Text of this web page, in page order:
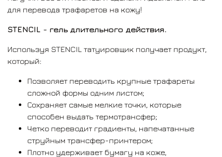
Как это работает:
Мы рекомендуем использовать оригинальную
тонкую бумагу для перевода рисунка. Она
линии в мелких деталях.
Обезжиривание перед нанесением трафарета -
неотъемлемая процедура. Обезжиренная
поверхность кожи частично теряет эластичные
свойства, жирные кислоты вымываются и пластинки
рогового слоя прижимаются плотнее друг к другу.
для перевода трафаретов на кожу!
STENCIL - гель длительного действия.
Используя STENCIL татуировщик получает продукт,
который:
Позволяет переводить крупные трафареты
сложной формы одним листом;
Сохраняет самые мелкие точки, которые
способен выдать термотрансфер;
Четко переводит градиенты, напечатанные
струйным трансфер-принтером;
Плотно удерживает бумагу на коже,